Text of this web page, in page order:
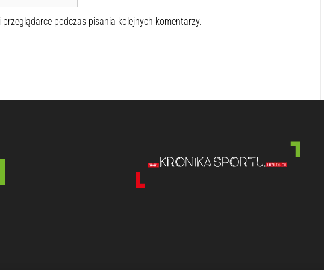
podczas pisania kolejnych komentarzy.